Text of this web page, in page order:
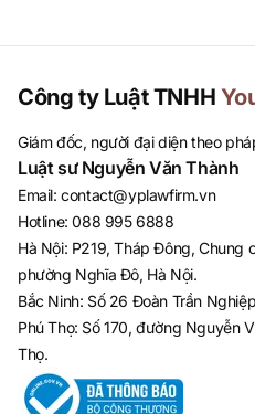
Công ty Luật TNHH
Giám đốc, người đại diện theo
Luật sư Nguyễn Văn Thành
Email:contact@yplawfirm.vn
Hotline:088 995 6888
Hà Nội: P219, Tháp Đông, Chung
phường Nghĩa Đô, Hà Nội.
Bắc Ninh: Số 26 Đoàn Trần
Phú Thọ: Số 170, đường Nguyễn
Thọ.